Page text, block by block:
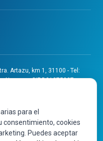
Artazu, km 1, 31100 - Tel:
Navarra - CIF B31275837.
32, Folio 75, Hoja 525.
ha sido subvencionado
de 2024 de Ayudas a
para el
consentimiento, cookies
Puedes aceptar